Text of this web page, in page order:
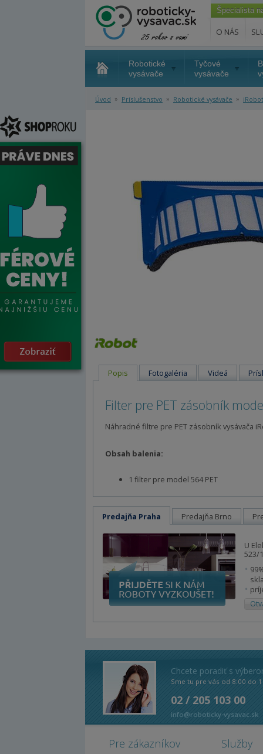
Špecialista
O NÁS
Robotické
vysávače
Tyčové
vysávače
Úvod » Príslušenstvo » Robotické vysávače » iRobot
Popis Fotogaléria Videá
Filter pre PET zásobník
Náhradné filtre pre PET zásobník vysávača
Obsah balenia:
1 filter pre model 564 PET
Predajňa Praha Predajňa Brno
U
523/
Chcete poradiť s
Sme tu pre vás od 8:00 do
02 / 205 103 00
info@roboticky-vysavac.sk
Pre zákazníkov Služby